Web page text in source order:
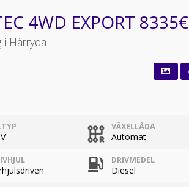
4WD EXPORT 8335€
i Härryda
VÄXELLÅDA
Automat
DRIVMEDEL
Diesel